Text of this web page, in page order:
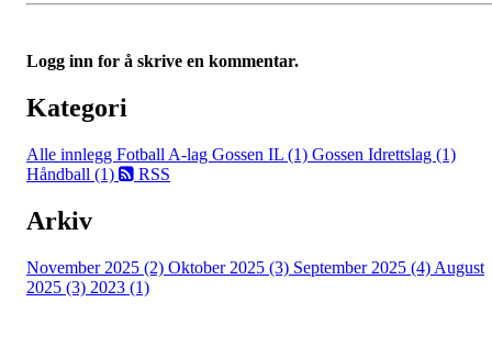
Logg inn for å skrive en kommentar.
Kategori
Alle innlegg Fotball A-lag Gossen IL (1) Gossen Idrettslag (1)
Håndball (1)
RSS
Arkiv
November 2025 (2) Oktober 2025 (3) September 2025 (4) August
2025 (3) 2023 (1)